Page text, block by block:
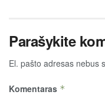
Parašykite
El. pašto adresas nebus
Komentaras *